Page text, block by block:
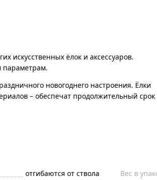
искусственных ёлок и аксессуаров.
параметрам.
новогоднего настроения. Ёлки
– обеспечат продолжительный срок
отгибаются от ствола Вес в